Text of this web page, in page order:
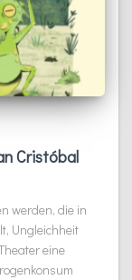
Cristóbal
werden, die in
Ungleichheit
eine